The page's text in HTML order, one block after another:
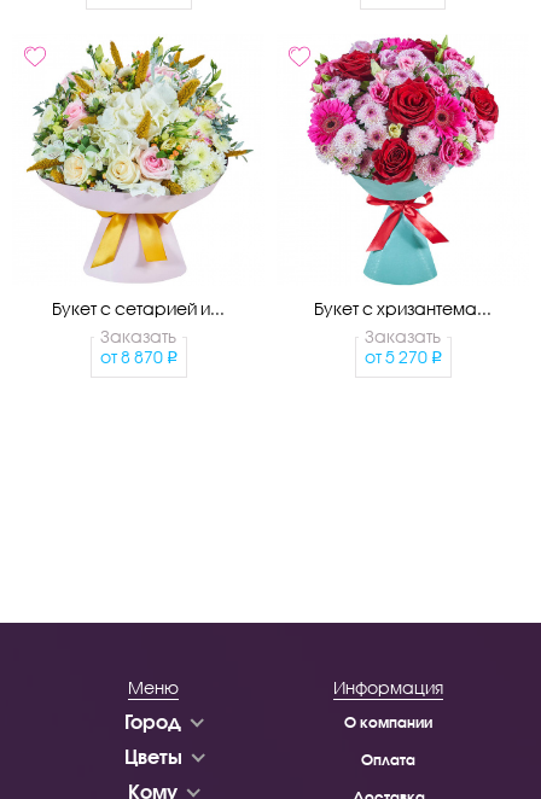
Букет с сетарией и...
Заказать
от 8 870
Букет с хризантема...
Заказать
от 5 270
Меню
Город
Цветы
Кому
Информация
О компании
Оплата